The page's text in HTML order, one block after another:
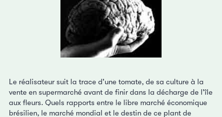
Le réalisateur suit la trace d'une tomate, de sa culture à la
vente en supermarché avant de finir dans la décharge de l'île
aux fleurs. Quels rapports entre le libre marché économique
brésilien, le marché mondial et le destin de ce plant de